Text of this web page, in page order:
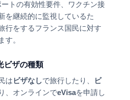
トの有効性要件、ワクチン接
を継続的に監視しているた
行をするフランス 国民に対す
す。
ビザの種類
は ビザなしで旅行したり、
ビ
、オンラインでeVisaを申請し